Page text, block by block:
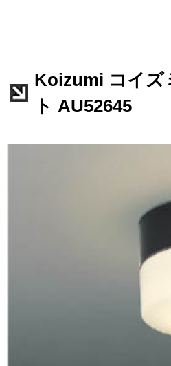
Koizumi コイズ
ト AU52645